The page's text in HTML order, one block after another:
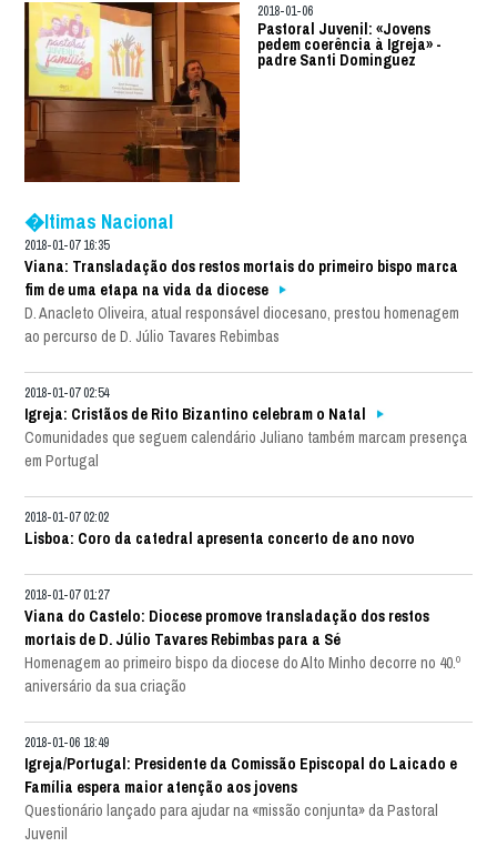
2018-01-06
Pastoral Juvenil: «Jovens
pedem coerência à Igreja» -
padre Santi Dominguez
�ltimas Nacional
2018-01-07 16:35
Viana: Transladação dos restos mortais do primeiro bispo marca
fim de uma etapa na vida da diocese
D. Anacleto Oliveira, atual responsável diocesano, prestou homenagem
ao percurso de D. Júlio Tavares Rebimbas
2018-01-07 02:54
Igreja: Cristãos de Rito Bizantino celebram o Natal
Comunidades que seguem calendário Juliano também marcam presença
em Portugal
2018-01-07 02:02
Lisboa: Coro da catedral apresenta concerto de ano novo
2018-01-07 01:27
Viana do Castelo: Diocese promove transladação dos restos
mortais de D. Júlio Tavares Rebimbas para a Sé
Homenagem ao primeiro bispo da diocese do Alto Minho decorre no 40.º
aniversário da sua criação
2018-01-06 18:49
Igreja/Portugal: Presidente da Comissão Episcopal do Laicado e
Família espera maior atenção aos jovens
Questionário lançado para ajudar na «missão conjunta» da Pastoral
Juvenil